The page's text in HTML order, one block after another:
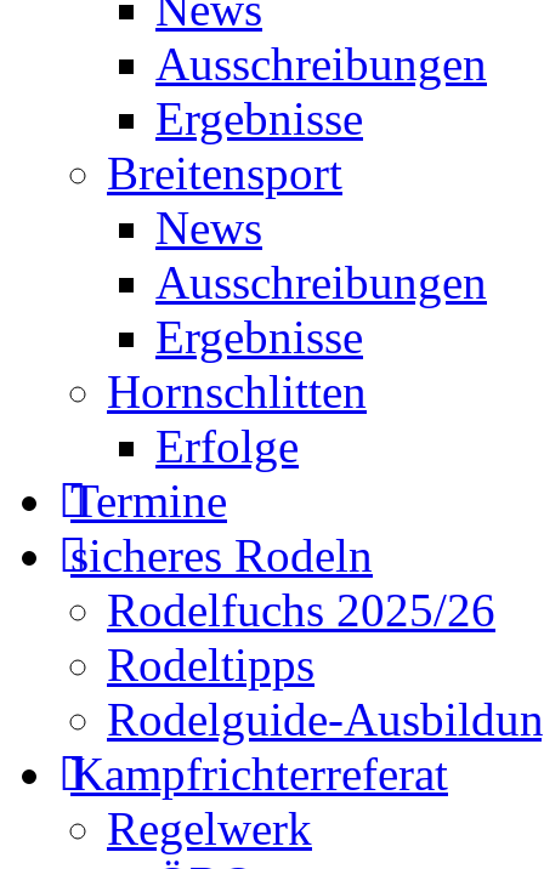
Ausschreibungen
Ergebnisse
Breitensport
News
Ausschreibungen
Ergebnisse
Hornschlitten
Erfolge
Termine
sicheres Rodeln
Rodelfuchs 2025/26
Rodeltipps
Rodelguide-
Kampfrichterreferat
Regelwerk